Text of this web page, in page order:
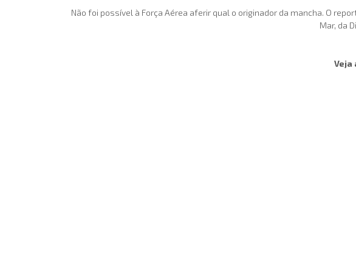
Não foi possível à Força Aérea aferir qual o originador da mancha. O
Mar, da
Veja